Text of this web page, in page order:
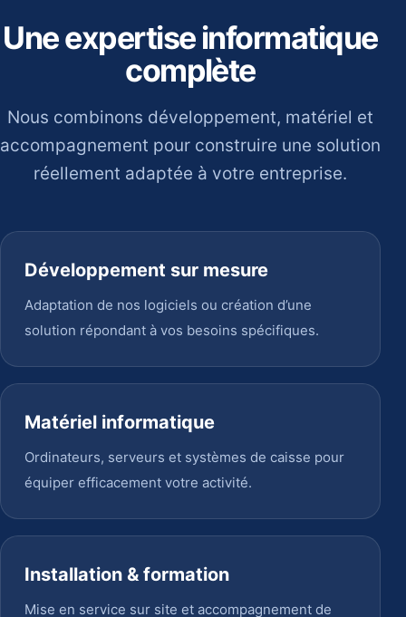
Une expertise informatique
complète
Nous combinons développement, matériel et
accompagnement pour construire une solution
réellement adaptée à votre entreprise.
Développement sur mesure
Adaptation de nos logiciels ou création d’une
solution répondant à vos besoins spécifiques.
Matériel informatique
Ordinateurs, serveurs et systèmes de caisse pour
équiper efficacement votre activité.
Installation & formation
Mise en service sur site et accompagnement de